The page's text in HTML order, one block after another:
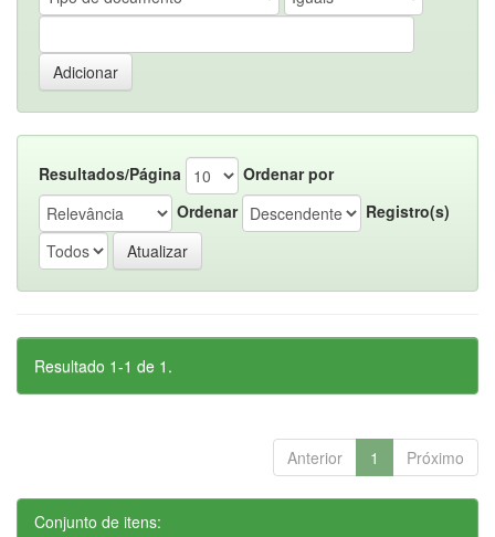
Resultados/Página
Ordenar por
Ordenar
Registro(s)
Resultado 1-1 de 1.
Anterior 1 Próximo
Conjunto de itens: